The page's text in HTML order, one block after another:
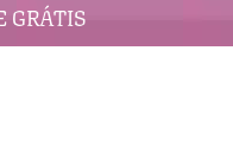
GRÁTIS